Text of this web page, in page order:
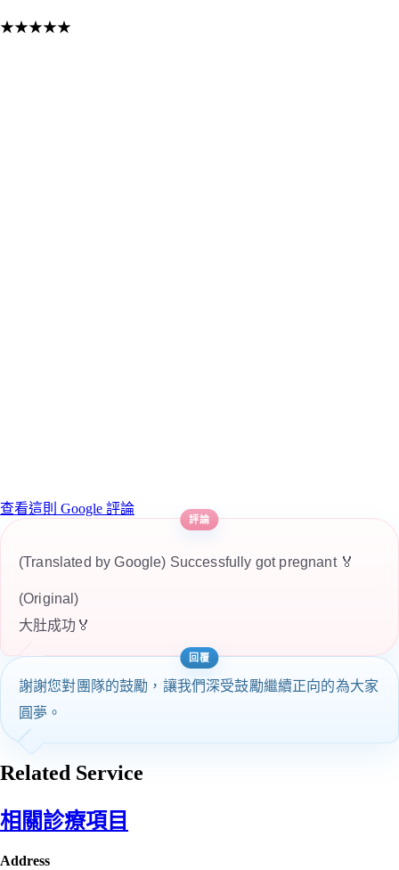
★★★★★
查看這則 Google 評論
(Translated by Google) Successfully got pregnant 🏅
(Original)
大肚成功🏅
謝謝您對團隊的鼓勵，讓我們深受鼓勵繼續正向的為大家
圓夢。
Related Service
相關診療項目
Address